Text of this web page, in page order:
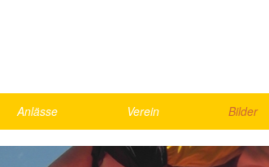
Anlässe
Skirennen
Verein
Vorstand
Bilder
2026